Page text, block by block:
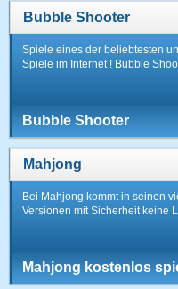
Bubble Shooter
Spiele eines der beliebtesten
Spiele im Internet ! Bubble
Bubble Shooter
Mahjong
Bei Mahjong kommt in seinen
Versionen mit Sicherheit keine
Mahjong kostenlos